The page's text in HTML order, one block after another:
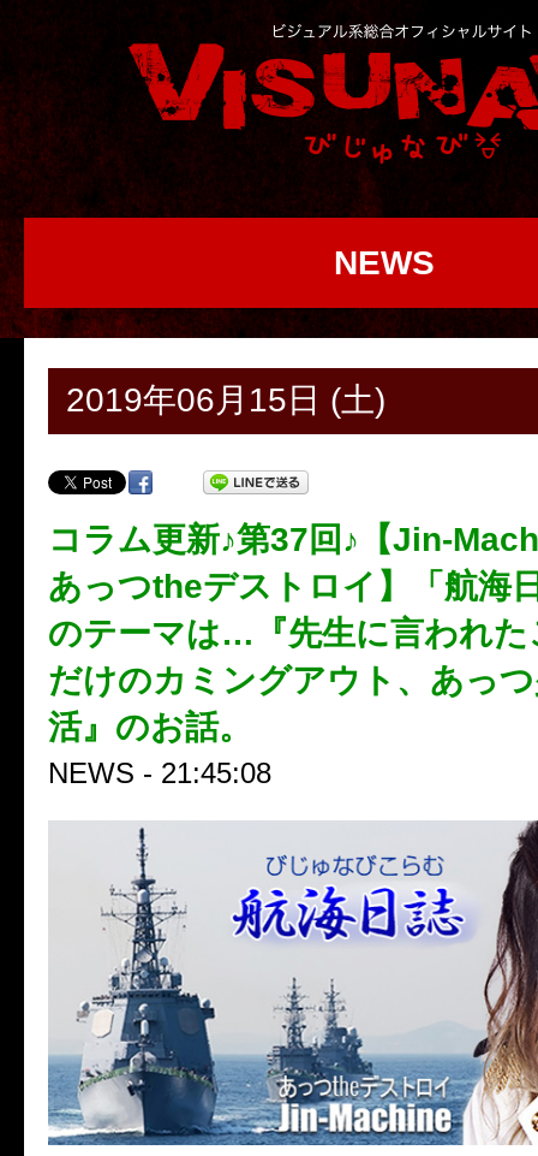
NEWS
2019年06月15日 (土)
コラム更新♪第37回♪【Jin-
あっつtheデストロイ】「航海
のテーマは…『先生に言われた
だけのカミングアウト、あっ
活』のお話。
NEWS - 21:45:08